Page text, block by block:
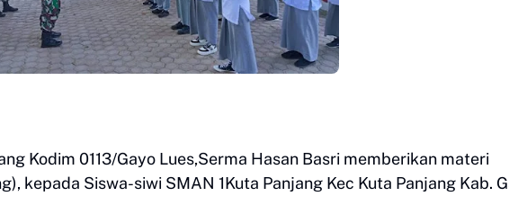
Kodim 0113/Gayo Lues,Serma Hasan Basri memberikan materi
kepada Siswa-siwi SMAN 1Kuta Panjang Kec Kuta Panjang Kab.